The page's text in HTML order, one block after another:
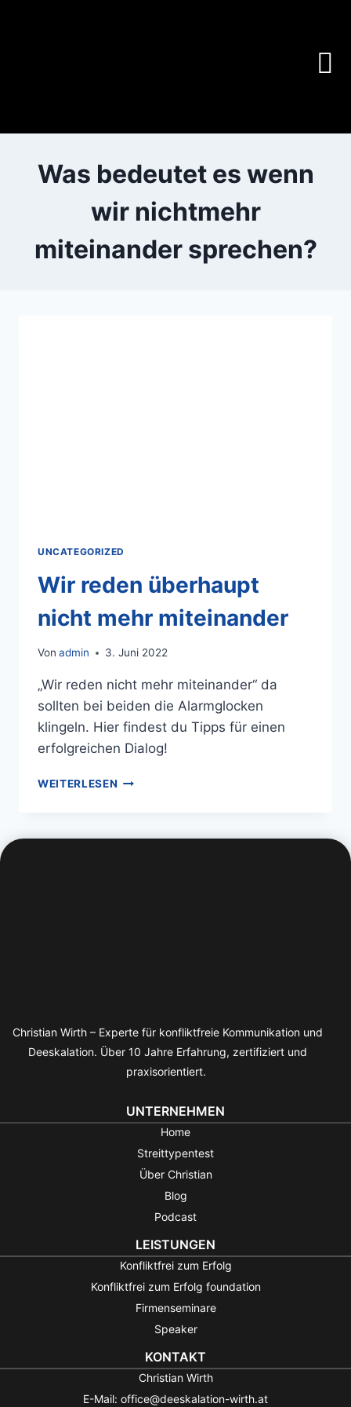
Was bedeutet es wenn
wir nichtmehr
miteinander sprechen?
UNCATEGORIZED
Wir reden überhaupt
nicht mehr miteinander
Von admin 3. Juni 2022
„Wir reden nicht mehr miteinander“ da
sollten bei beiden die Alarmglocken
klingeln. Hier findest du Tipps für einen
erfolgreichen Dialog!
WEITERLESEN
Christian Wirth – Experte für konfliktfreie Kommunikation und
Deeskalation. Über 10 Jahre Erfahrung, zertifiziert und
praxisorientiert.
UNTERNEHMEN
Home
Streittypentest
Über Christian
Blog
Podcast
LEISTUNGEN
Konfliktfrei zum Erfolg
Konfliktfrei zum Erfolg foundation
Firmenseminare
Speaker
KONTAKT
Christian Wirth
E-Mail: office@deeskalation-wirth.at